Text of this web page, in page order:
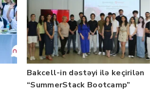
Bakcell-in dəstəyi ilə keçirilən
“SummerStack Bootcamp”